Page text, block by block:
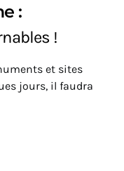
:
!
et sites
jours, il faudra